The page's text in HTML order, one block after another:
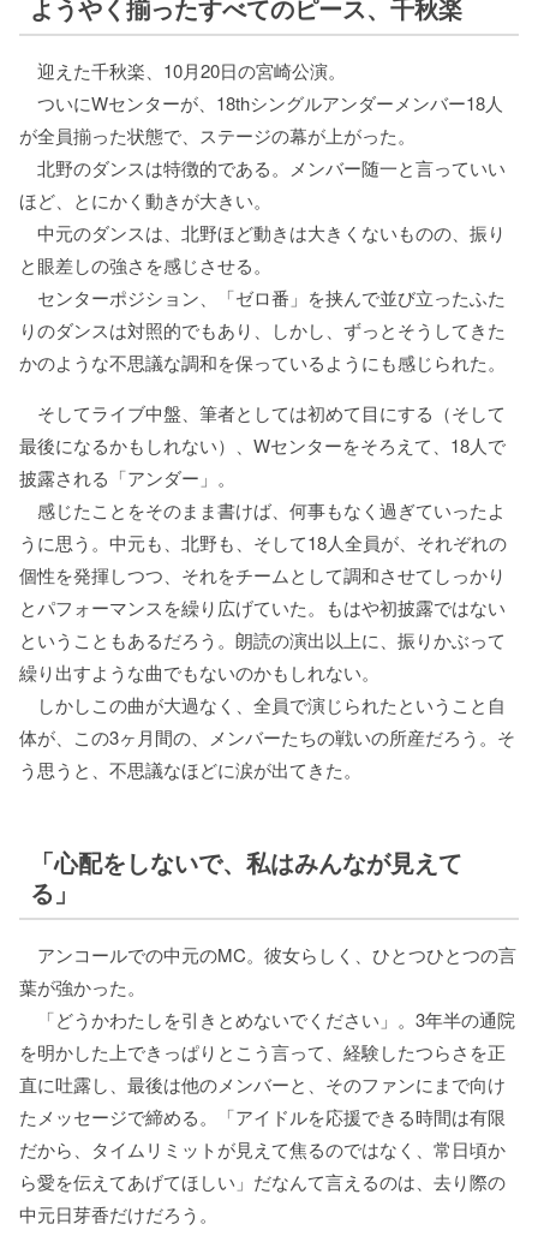
ようやく揃ったすべてのピース、千秋楽
迎えた千秋楽、10月20日の宮崎公演。
ついにWセンターが、18thシングルアンダーメンバー18人
が全員揃った状態で、ステージの幕が上がった。
北野のダンスは特徴的である。メンバー随一と言っていい
ほど、とにかく動きが大きい。
中元のダンスは、北野ほど動きは大きくないものの、振り
と眼差しの強さを感じさせる。
センターポジション、「ゼロ番」を挟んで並び立ったふた
りのダンスは対照的でもあり、しかし、ずっとそうしてきた
かのような不思議な調和を保っているようにも感じられた。
そしてライブ中盤、筆者としては初めて目にする（そして
最後になるかもしれない）、Wセンターをそろえて、18人で
披露される「アンダー」。
感じたことをそのまま書けば、何事もなく過ぎていったよ
うに思う。中元も、北野も、そして18人全員が、それぞれの
個性を発揮しつつ、それをチームとして調和させてしっかり
とパフォーマンスを繰り広げていた。もはや初披露ではない
ということもあるだろう。朗読の演出以上に、振りかぶって
繰り出すような曲でもないのかもしれない。
しかしこの曲が大過なく、全員で演じられたということ自
体が、この3ヶ月間の、メンバーたちの戦いの所産だろう。そ
う思うと、不思議なほどに涙が出てきた。
「心配をしないで、私はみんなが見えて
る」
アンコールでの中元のMC。彼女らしく、ひとつひとつの言
葉が強かった。
「どうかわたしを引きとめないでください」。3年半の通院
を明かした上できっぱりとこう言って、経験したつらさを正
直に吐露し、最後は他のメンバーと、そのファンにまで向け
たメッセージで締める。「アイドルを応援できる時間は有限
だから、タイムリミットが見えて焦るのではなく、常日頃か
ら愛を伝えてあげてほしい」だなんて言えるのは、去り際の
中元日芽香だけだろう。